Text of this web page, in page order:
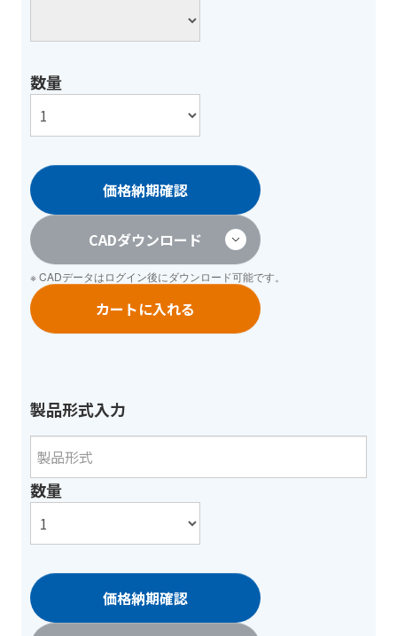
数量
価格納期確認
CADダウンロード
※ CADデータはログイン後にダウンロード可能です。
カートに入れる
製品形式入力
数量
価格納期確認